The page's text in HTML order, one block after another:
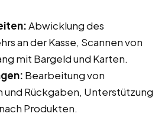
Abwicklung des
an der Kasse, Scannen von
mit Bargeld und Karten.
Bearbeitung von
und Rückgaben, Unterstützung
Produkten.